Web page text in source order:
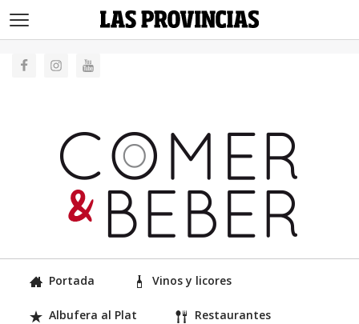
Portada Vinos y licores
Albufera al Plat Restaurantes